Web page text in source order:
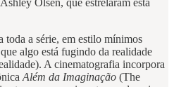
Olsen, que estrelaram esta
toda a série, em estilo mínimos
algo está fugindo da realidade
A cinematografia incorpora
Além da Imaginação (The